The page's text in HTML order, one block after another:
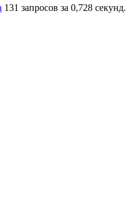
131 запросов за 0,728 секунд.